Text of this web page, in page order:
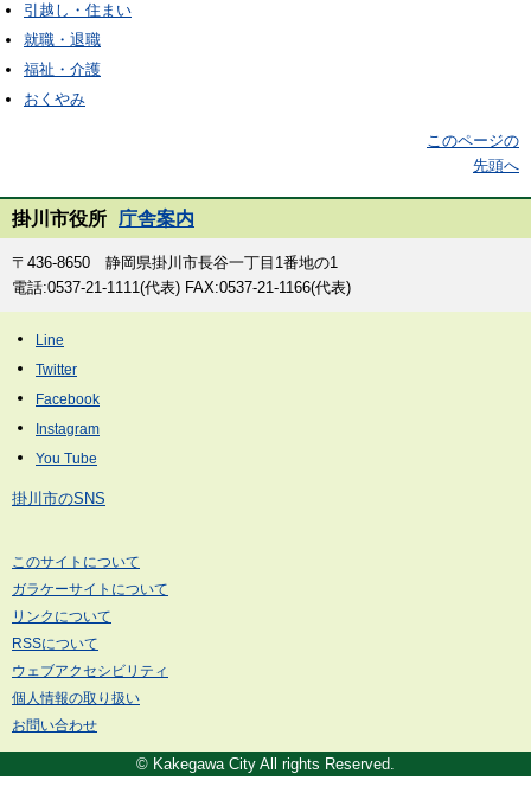
引越し・住まい
就職・退職
福祉・介護
おくやみ
このページの
先頭へ
掛川市役所 庁舎案内
〒436-8650 静岡県掛川市長谷一丁目1番地の1
電話:0537-21-1111(代表) FAX:0537-21-1166(代表)
掛川市のSNS
このサイトについて
ガラケーサイトについて
リンクについて
RSSについて
ウェブアクセシビリティ
個人情報の取り扱い
お問い合わせ
© Kakegawa City All rights Reserved.